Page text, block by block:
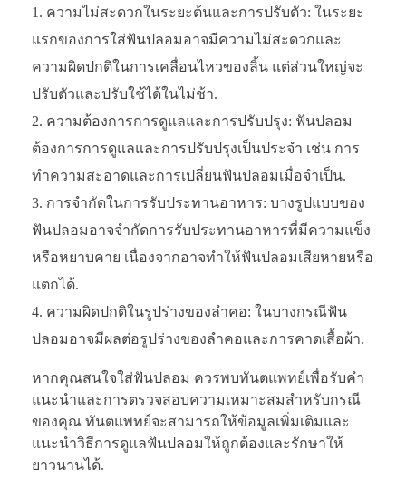
ความไม่สะดวกในระยะต้นและการปรับตัว: ในระยะ
แรกของการใส่ฟันปลอมอาจมีความไม่สะดวกและ
ความผิดปกติในการเคลื่อนไหวของลิ้น แต่ส่วนใหญ่จะ
ปรับตัวและปรับใช้ได้ในไม่ช้า.
ความต้องการการดูแลและการปรับปรุง: ฟันปลอม
ต้องการการดูแลและการปรับปรุงเป็นประจำ เช่น การ
ทำความสะอาดและการเปลี่ยนฟันปลอมเมื่อจำเป็น.
การจำกัดในการรับประทานอาหาร: บางรูปแบบของ
ฟันปลอมอาจจำกัดการรับประทานอาหารที่มีความแข็ง
หรือหยาบคาย เนื่องจากอาจทำให้ฟันปลอมเสียหายหรือ
แตกได้.
ความผิดปกติในรูปร่างของลำคอ: ในบางกรณีฟัน
ปลอมอาจมีผลต่อรูปร่างของลำคอและการคาดเสื้อผ้า.
หากคุณสนใจใส่ฟันปลอม ควรพบทันตแพทย์เพื่อรับคำ
แนะนำและการตรวจสอบความเหมาะสมสำหรับกรณี
ของคุณ ทันตแพทย์จะสามารถให้ข้อมูลเพิ่มเติมและ
แนะนำวิธีการดูแลฟันปลอมให้ถูกต้องและรักษาให้
ยาวนานได้.